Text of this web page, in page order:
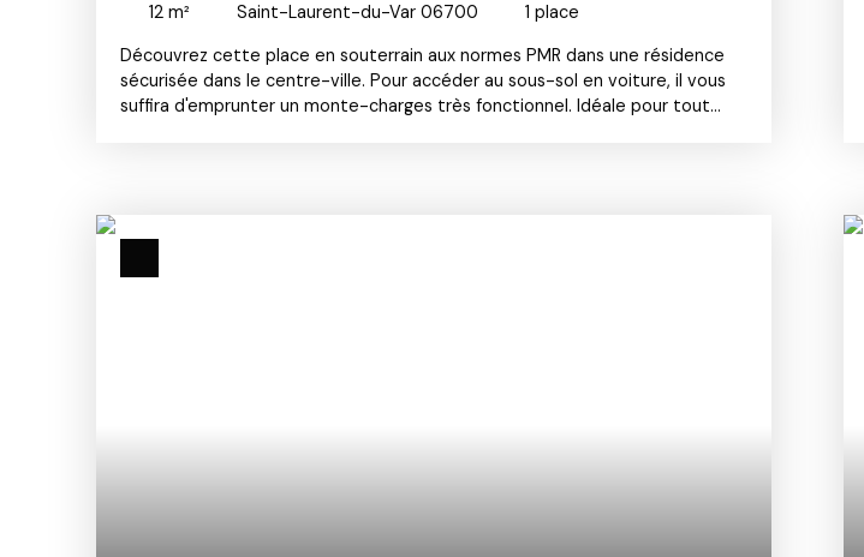
12 m² Saint-Laurent-du-Var 06700 1 place
Découvrez cette place en souterrain aux normes PMR dans une résidence
sécurisée dans le centre-ville. Pour accéder au sous-sol en voiture, il vous
suffira d'emprunter un monte-charges très fonctionnel. Idéale pour tout